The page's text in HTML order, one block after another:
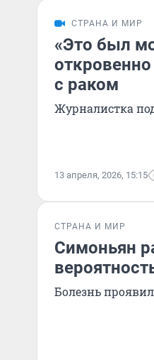
СТРАНА И МИР
«Это был
с раком
Журналистка
13 апреля, 2026, 15:15
СТРАНА И МИР
Симоньян
Болезнь